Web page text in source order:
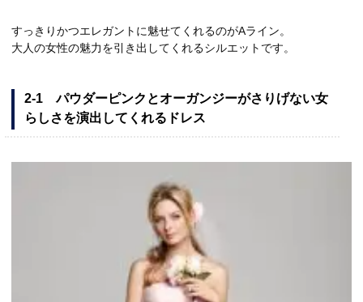
すっきりかつエレガントに魅せてくれるのがAライン。
大人の女性の魅力を引き出してくれるシルエットです。
2-1 パウダーピンクとオーガンジーがさりげない女
らしさを演出してくれるドレス